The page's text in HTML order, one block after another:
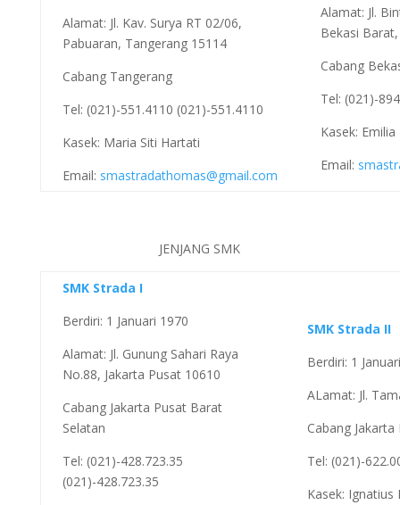
Alamat: Jl. Kav. Surya RT 02/06,
Pabuaran, Tangerang 15114
Cabang Tangerang
Tel: (021)-551.4110 (021)-551.4110
Kasek: Maria Siti Hartati
Email: smastradathomas@gmail.com
Alamat: Jl.
Bekasi
Cabang
Tel: (021)-
Kasek: Emilia
Email:
JENJANG SMK
SMK Strada I
Berdiri: 1 Januari 1970
Alamat: Jl. Gunung Sahari Raya
No.88, Jakarta Pusat 10610
Cabang Jakarta Pusat Barat
Selatan
Tel: (021)-428.723.35
(021)-428.723.35
SMK Strada II
Berdiri: 1
ALamat: Jl.
Cabang
Tel: (021)-
Kasek: